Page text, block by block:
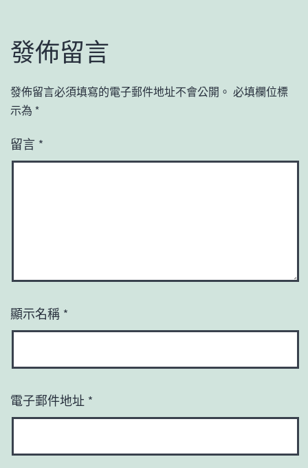
發佈留言
發佈留言必須填寫的電子郵件地址不會公開。 必填欄位標
示為 *
留言 *
顯示名稱 *
電子郵件地址 *